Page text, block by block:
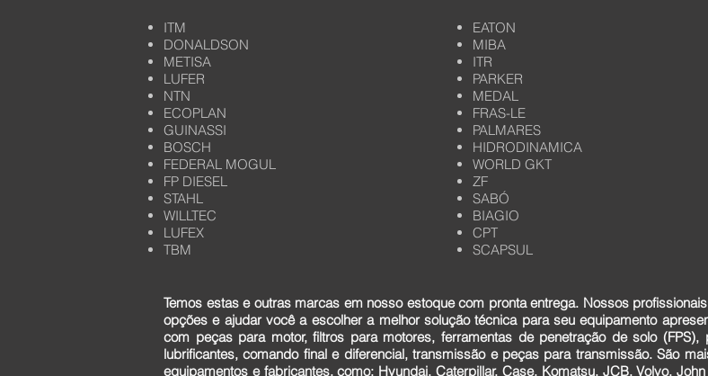
ITM
DONALDSON
METISA
LUFER
NTN
ECOPLAN
GUINASSI
BOSCH
FEDERAL MOGUL
FP DIESEL
STAHL
WILLTEC
LUFEX
TBM
EATON
MIBA
ITR
PARKER
MEDAL
FRAS-LE
PALMARES
HIDRODINAMICA
WORLD GKT
ZF
SABÓ
BIAGIO
CPT
SCAPSUL
Temos estas e outras marcas em nosso estoque com pronta entrega. Nossos
opções e ajudar você a escolher a melhor solução técnica para seu equipamento
com peças para motor, filtros para motores, ferramentas de penetração de solo
lubrificantes, comando final e diferencial, transmissão e peças para transmissão. São
equipamentos e fabricantes, como: Hyundai, Caterpillar, Case, Komatsu, JCB, Volvo,